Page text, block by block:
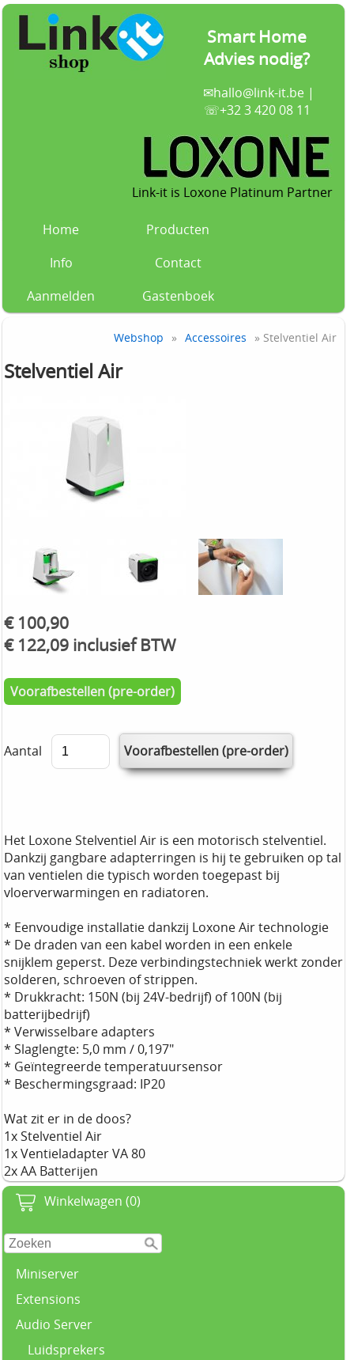
Smart Home
Advies nodig?
✉hallo@link-it.be|
☏+32 3 420 08 11
Link-it is Loxone Platinum Partner
Home
Producten
Info
Contact
Aanmelden
Gastenboek
Winkelwagen (0)
Miniserver
Extensions
Audio Server
Luidsprekers
Webshop » Accessoires » Stelventiel Air
Stelventiel Air
€ 100,90
€ 122,09 inclusief BTW
Voorafbestellen (pre-order)
Aantal
Het Loxone Stelventiel Air is een motorisch stelventiel.
Dankzij gangbare adapterringen is hij te gebruiken op tal
van ventielen die typisch worden toegepast bij
vloerverwarmingen en radiatoren.
* Eenvoudige installatie dankzij Loxone Air technologie
* De draden van een kabel worden in een enkele
snijklem geperst. Deze verbindingstechniek werkt zonder
solderen, schroeven of strippen.
* Drukkracht: 150N (bij 24V-bedrijf) of 100N (bij
batterijbedrijf)
* Verwisselbare adapters
* Slaglengte: 5,0 mm / 0,197"
* Geïntegreerde temperatuursensor
* Beschermingsgraad: IP20
Wat zit er in de doos?
1x Stelventiel Air
1x Ventieladapter VA 80
2x AA Batterijen